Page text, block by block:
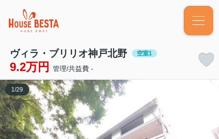
ヴィラ・ブリリオ神戸北野 空室1
9.2万円 管理/共益費 -
1 /29